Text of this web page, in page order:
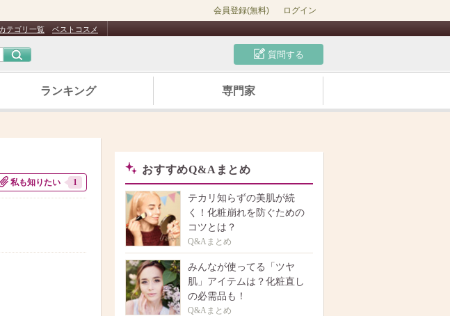
会員登録(無料) ログイン
カテゴリ一覧 ベストコスメ
質問する
ランキング 専門家
私も知りたい 1
おすすめQ&Aまとめ
テカリ知らずの美肌が続
く！化粧崩れを防ぐための
コツとは？
Q&Aまとめ
みんなが使ってる「ツヤ
肌」アイテムは？化粧直し
の必需品も！
Q&Aまとめ